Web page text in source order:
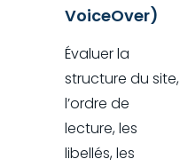
VoiceOver)
Évaluer la
structure du site,
l’ordre de
lecture, les
libellés, les